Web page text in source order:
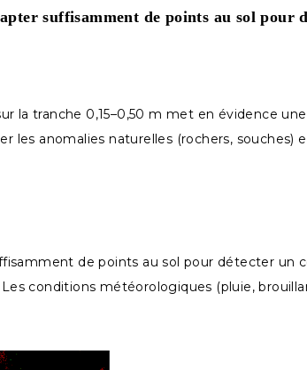
suffisamment de points au sol pour
la tranche 0,15–0,50 m met en évidence
les anomalies naturelles (rochers, souches)
de points au sol pour détecter un
conditions météorologiques (pluie,